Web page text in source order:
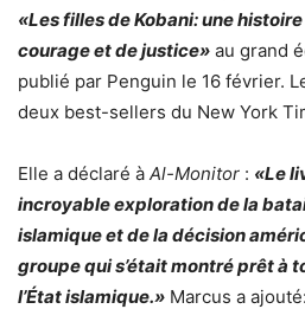
«Les filles de Kobani: une
courage et de justice» au grand
publié par Penguin le 16 février.
deux best-sellers du New York
Elle a déclaré à Al-Monitor : «Le
incroyable exploration de la
islamique et de la décision
groupe qui s’était montré prêt à
l’État islamique.» Marcus a ajouté: